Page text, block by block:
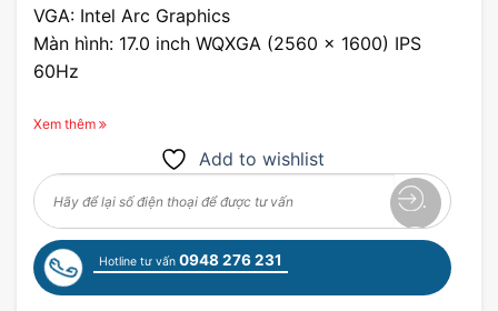
VGA: Intel Arc Graphics
Màn hình: 17.0 inch WQXGA (2560 x 1600) IPS
60Hz
Xem thêm
Add to wishlist
Hotline tư vấn 0948 276 231